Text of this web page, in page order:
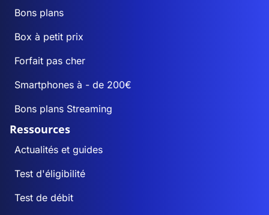
Bons plans
Box à petit prix
Forfait pas cher
Smartphones à - de 200€
Bons plans Streaming
Ressources
Actualités et guides
Test d'éligibilité
Test de débit